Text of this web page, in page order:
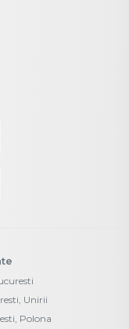
Unirii
Polona